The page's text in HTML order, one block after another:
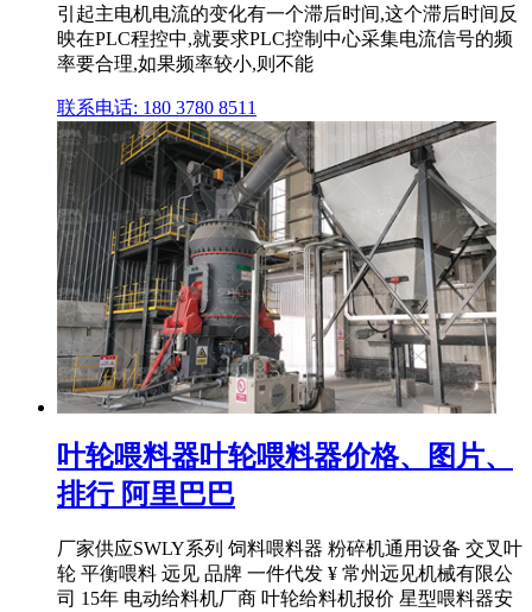
引起主电机电流的变化有一个滞后时间,这个滞后时间反
映在PLC程控中,就要求PLC控制中心采集电流信号的频
率要合理,如果频率较小,则不能
联系电话: 180 3780 8511
叶轮喂料器叶轮喂料器价格、图片、
排行 阿里巴巴
厂家供应SWLY系列 饲料喂料器 粉碎机通用设备 交叉叶
轮 平衡喂料 远见 品牌 一件代发 ¥ 常州远见机械有限公
司 15年 电动给料机厂商 叶轮给料机报价 星型喂料器安